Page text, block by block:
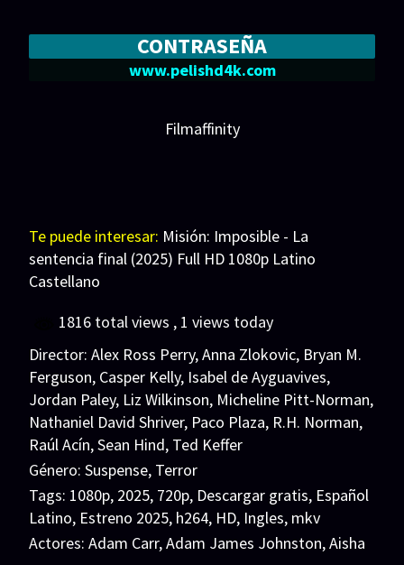
CONTRASEÑA
www.pelishd4k.com
Filmaffinity
Te puede interesar: Misión: Imposible - La
sentencia final (2025) Full HD 1080p Latino
Castellano
1816 total views , 1 views today
Director: Alex Ross Perry,Anna Zlokovic, Bryan M.
Ferguson, Casper Kelly, Isabel de Ayguavives,
Jordan Paley, Liz Wilkinson, Micheline Pitt-Norman,
Nathaniel David Shriver, Paco Plaza, R.H. Norman,
Raúl Acín,Sean Hind, Ted Keffer
Género: Suspense, Terror
Tags: 1080p, 2025, 720p, Descargar gratis, Español
Latino, Estreno 2025, h264, HD, Ingles, mkv
Actores: Adam Carr,Adam James Johnston,Aisha